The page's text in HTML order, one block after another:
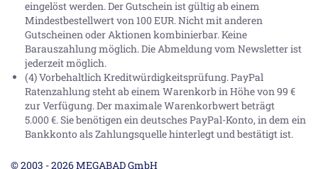
eingelöst werden. Der Gutschein ist gültig ab einem
Mindestbestellwert von 100 EUR. Nicht mit anderen
Gutscheinen oder Aktionen kombinierbar. Keine
Barauszahlung möglich. Die Abmeldung vom Newsletter ist
jederzeit möglich.
(4) Vorbehaltlich Kreditwürdigkeitsprüfung. PayPal
Ratenzahlung steht ab einem Warenkorb in Höhe von99 €
zur Verfügung. Der maximale Warenkorbwert beträgt
5.000 €. Sie benötigen ein deutsches PayPal-Konto, in dem ein
Bankkonto als Zahlungsquelle hinterlegt und bestätigt ist.
© 2003 - 2026 MEGABAD GmbH